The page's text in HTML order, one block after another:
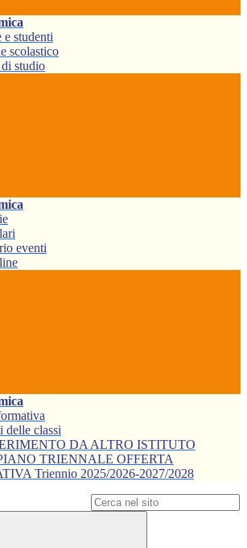
e studenti
scolastico
studio
eventi
delle classi
DA ALTRO ISTITUTO
TRIENNALE OFFERTA
Triennio 2025/2026-2027/2028